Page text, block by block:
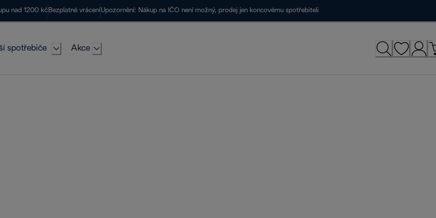
nad 1200 kč Bezplatné vráceníUpozornění: Nákup na IČO není možný, prodej jen koncovému spotřebiteli
spotřebiče Akce